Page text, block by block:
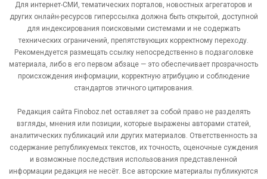
Для интернет-СМИ, тематических порталов, новостных агрегаторов и
других онлайн-ресурсов гиперссылка должна быть открытой, доступной
для индексирования поисковыми системами и не содержать
технических ограничений, препятствующих корректному переходу.
Рекомендуется размещать ссылку непосредственно в подзаголовке
материала, либо в его первом абзаце — это обеспечивает прозрачность
происхождения информации, корректную атрибуцию и соблюдение
стандартов этичного цитирования.
Редакция сайта Finoboz.net оставляет за собой право не разделять
взгляды, мнения или позиции, которые выражены авторами статей,
аналитических публикаций или других материалов. Ответственность за
содержание републикуемых текстов, их точность, оценочные суждения
и возможные последствия использования представленной
информации редакция не несёт. Все авторские материалы публикуются